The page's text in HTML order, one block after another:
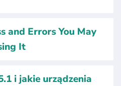
and Errors You May
It
i jakie urządzenia